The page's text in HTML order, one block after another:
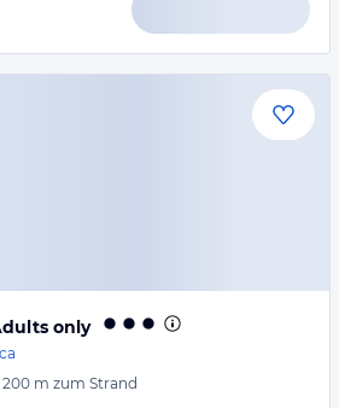
only
200 m zum Strand